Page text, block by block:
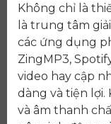
Không chỉ là
là trung tâm
các ứng dụng
ZingMP3,
video hay cập
dàng và tiện lợi.
và âm thanh